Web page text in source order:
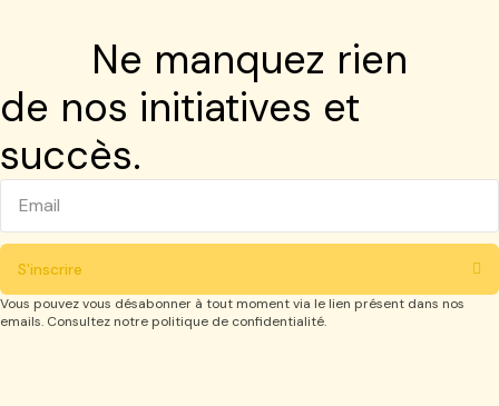
Ne manquez rien
de nos initiatives et
succès.
S'inscrire
Vous pouvez vous désabonner à tout moment via le lien présent dans nos
emails. Consultez notre politique de confidentialité.